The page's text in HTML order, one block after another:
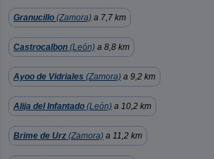
Granucillo (Zamora) a 7,7 km
Castrocalbon (León) a 8,8 km
Ayoo de Vidriales (Zamora) a 9,2 km
Alija del Infantado (León) a 10,2 km
Brime de Urz (Zamora) a 11,2 km